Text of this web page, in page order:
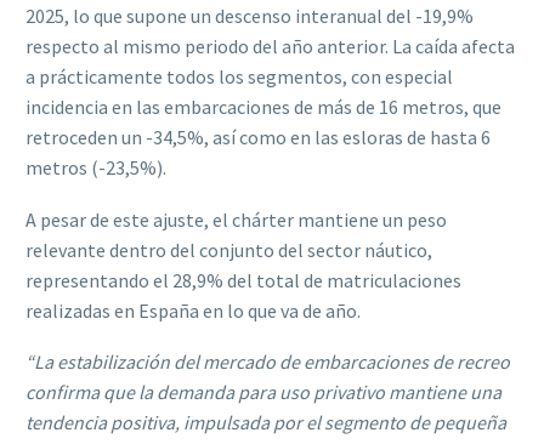
2025, lo que supone un descenso interanual del -19,9%
respecto al mismo periodo del año anterior. La caída afecta
a prácticamente todos los segmentos, con especial
incidencia en las embarcaciones de más de 16 metros, que
retroceden un -34,5%, así como en las esloras de hasta 6
metros (-23,5%).
A pesar de este ajuste, el chárter mantiene un peso
relevante dentro del conjunto del sector náutico,
representando el 28,9% del total de matriculaciones
realizadas en España en lo que va de año.
“La estabilización del mercado de embarcaciones de recreo
confirma que la demanda para uso privativo mantiene una
tendencia positiva, impulsada por el segmento de pequeña